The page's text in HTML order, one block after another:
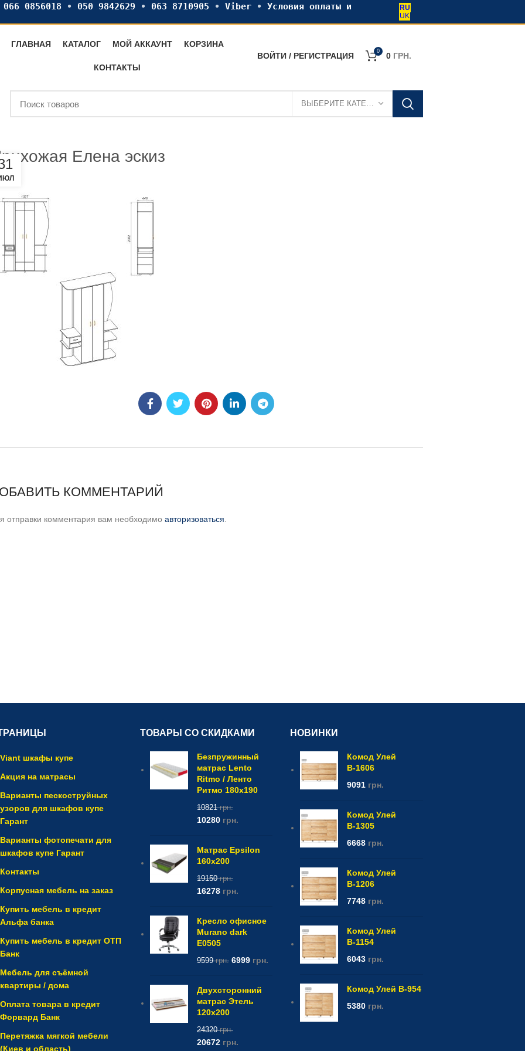
066 0856018 • 050 9842629 • 063 8710905 • Viber• Условия оплаты и
RU
UK
ГЛАВНАЯ КАТАЛОГ МОЙ АККАУНТ КОРЗИНА
КОНТАКТЫ
ВОЙТИ / РЕГИСТРАЦИЯ 0 0 ГРН.
ВЫБЕРИТЕ КАТЕГОРИЮ
Елена эскиз
КОММЕНТАРИЙ
отправки комментария вам необходимо авторизоваться
Viant шкафы купе
Акция на матрасы
Варианты пескоструйных
узоров для шкафов купе
Гарант
Варианты фотопечати для
шкафов купе Гарант
Контакты
Корпусная мебель на заказ
Купить мебель в кредит
Альфа банка
Купить мебель в кредит ОТП
Банк
Мебель для съёмной
квартиры / дома
Оплата товара в кредит
Форвард Банк
Перетяжка мягкой мебели
(Киев и область)
ТОВАРЫ СО СКИДКАМИ
Безпружинный
матрас Lento
Ritmo / Ленто
Ритмо 180x190
10821грн.
10280 грн.
Матрас Epsilon
160x200
19150грн.
16278 грн.
Кресло офисное
Murano dark
E0505
9599грн. 6999 грн.
Двухсторонний
матрас Этель
120x200
24320грн.
20672 грн.
НОВИНКИ
Комод Улей
В-1606
9091 грн.
Комод Улей
В-1305
6668 грн.
Комод Улей
В-1206
7748 грн.
Комод Улей
В-1154
6043 грн.
Комод Улей В-954
5380 грн.